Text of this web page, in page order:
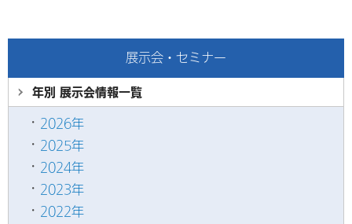
展示会・セミナー
年別 展示会情報一覧
2026年
2025年
2024年
2023年
2022年